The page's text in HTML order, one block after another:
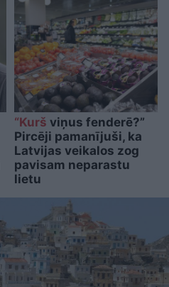
“Kurš viņus fenderē?”
Pircēji pamanījuši, ka
Latvijas veikalos zog
pavisam neparastu
lietu